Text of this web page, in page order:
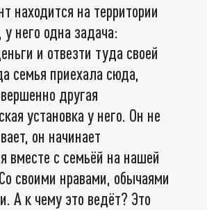
находится на территории
него одна задача:
и отвезти туда своей
семья приехала сюда,
другая
установка у него. Он не
он начинает
вместе с семьёй на нашей
своими нравами, обычаями
А к чему это ведёт? Это